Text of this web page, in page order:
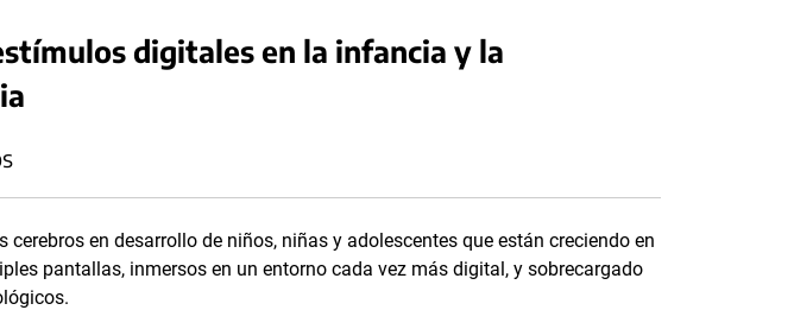
digitales en la infancia y la
cerebros en desarrollo de niños, niñas y adolescentes que están creciendo en
pantallas, inmersos en un entorno cada vez más digital, y sobrecargado